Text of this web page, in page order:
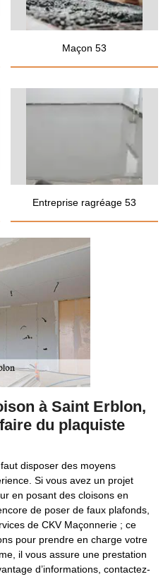
Maçon 53
Entreprise ragréage 53
à Saint Erblon,
du plaquiste
disposer des moyens
Si vous avez un projet
en posant des cloisons en
de poser de faux plafonds,
de CKV Maçonnerie ; ce
pour prendre en charge votre
il vous assure une prestation
d’informations, contactez-